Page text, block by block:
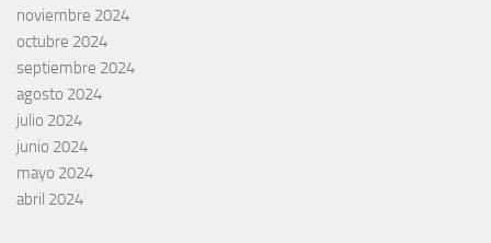
noviembre 2024
octubre 2024
septiembre 2024
agosto 2024
julio 2024
junio 2024
mayo 2024
abril 2024